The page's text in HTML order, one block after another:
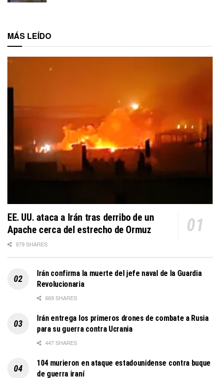
MÁS LEÍDO
EE. UU. ataca a Irán tras derribo de un
Apache cerca del estrecho de Ormuz
979 SHARES
Irán confirma la muerte del jefe naval de la Guardia
Revolucionaria
669 SHARES
Irán entrega los primeros drones de combate a Rusia
para su guerra contra Ucrania
447 SHARES
104 murieron en ataque estadounidense contra buque
de guerra iraní